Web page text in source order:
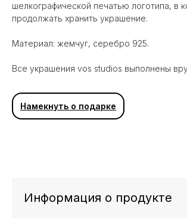
шелкографической печатью логотипа, в
продолжать хранить украшение.
Материал: жемчуг, серебро 925.
Все украшения vos studios выполнены
Намекнуть о подарке
Информация о продукте
Также в коллекции SILVER BASE